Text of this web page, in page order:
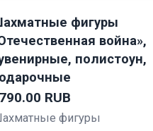
фигуры
война»,
полистоун,
RUB
фигуры